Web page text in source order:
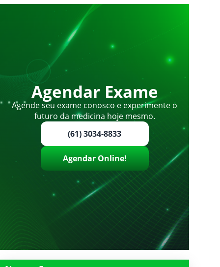
Agendar Exame
Agende seu exame conosco e experimente o
futuro da medicina hoje mesmo.
(61) 3034-8833
Agendar Online!